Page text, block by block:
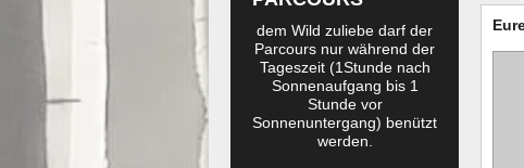
dem Wild zuliebe darf der
Parcours nur während der
Tageszeit (1Stunde nach
Sonnenaufgang bis 1
Stunde vor
Sonnenuntergang) benützt
werden.